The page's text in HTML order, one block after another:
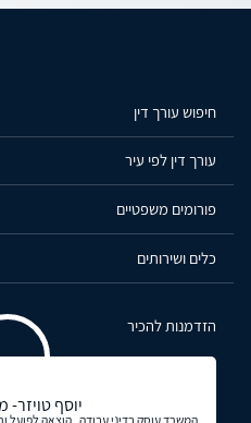
חיפוש עורך דין
עורך דין לפי עיר
פורומים משפטיים
כלים ושירותים
הזדמנות להכיר
יוסף
המשרד עוסק בדיני עבודה , הוצאה לפועל